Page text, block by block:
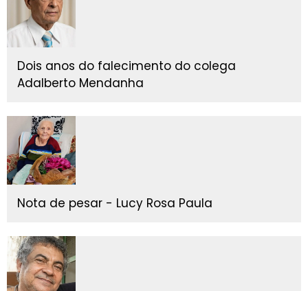
Dois anos do falecimento do colega
Adalberto Mendanha
Nota de pesar - Lucy Rosa Paula